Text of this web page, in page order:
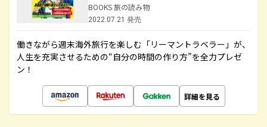
BOOKS 旅の読み物
2022.07.21 発売
働きながら週末海外旅行を楽しむ「リーマントラベラー」が、
人生を充実させるための“自分の時間の作り方”を全力プレゼ
ン！
詳細を見る